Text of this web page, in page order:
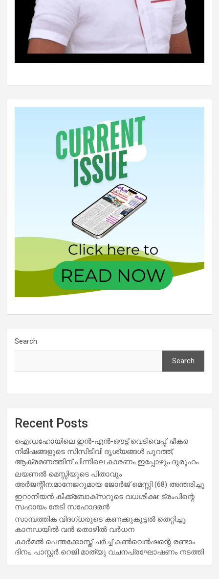
Search
Search
Recent Posts
ഐഡഹോയിലെ ഇൻ-എൻ-ഔട്ട് വെടിവെപ്പ്: ഭീകര
നിമിഷങ്ങളുടെ സിസിടിവി ദൃശ്യങ്ങൾ പുറത്ത്;
ആക്രമണത്തിന് പിന്നിലെ കാരണം ഇപ്പോഴും ദുരൂഹം
ലയണൽ മെസ്സിയുടെ പിതാവും
അർജന്റീന:മാനേജറുമായ ജോർജ് മെസ്സി (68) അന്തരിച്ചു
ഇറാനിയൻ കിക്ക്ബോക്സറുടെ വധശിക്ഷ: ട്രംപിന്റെ
സഹായം തേടി സഹോദരൻ
സാമ്പത്തിക വിദഗ്ധരുടെ കണക്കുകൂട്ടൽ തെറ്റിച്ചു;
കാനഡയിൽ വൻ തൊഴിൽ വർധന
കാർമൽ പെന്തക്കോസ്ത് ചർച്ച് കൺവെൻഷന്റെ രണ്ടാം
ദിനം; പാസ്റ്റർ റെജി മാത്യു വചനപ്രഘോഷണം നടത്തി